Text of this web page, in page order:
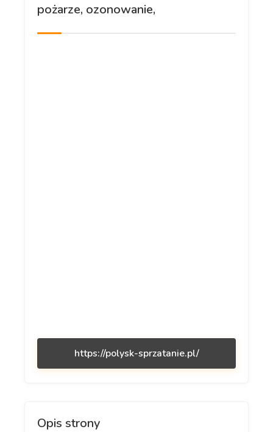
pożarze, ozonowanie,
https://polysk-sprzatanie.pl/
Opis strony